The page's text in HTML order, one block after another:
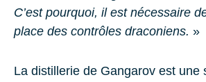
C’est pourquoi, il est nécessaire
place des contrôles draconiens. »
La distillerie de Gangarov est une